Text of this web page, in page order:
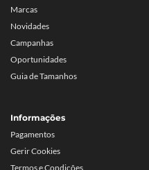
Marcas
Novidades
Campanhas
Oportunidades
Guia de Tamanhos
Informações
Pagamentos
Gerir Cookies
Termos e Condições